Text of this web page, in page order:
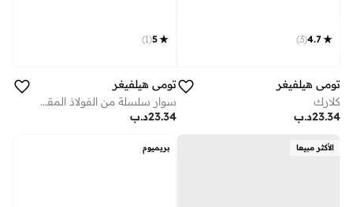
4.7
(
3
)
تومي هيلفيغر
كلارك
د.ب23.34
5
(
1
)
تومي هيلفيغر
سوار سلسلة من الفولاذ المقاوم للصدأ
د.ب23.34
الأكثر مبيعا بريميوم